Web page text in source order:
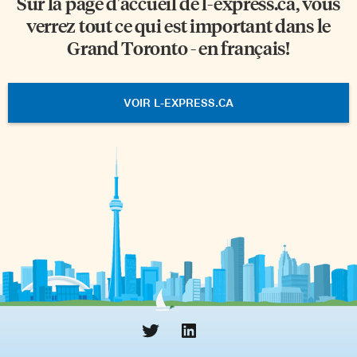
verrez tout ce qui est important dans le
Grand Toronto - en français!
VOIR L-EXPRESS.CA